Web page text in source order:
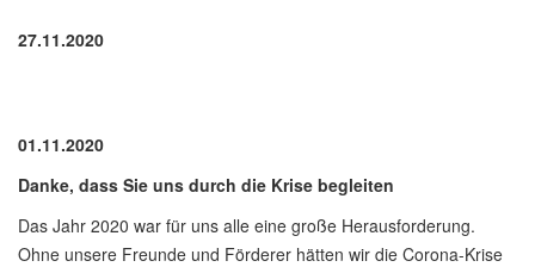
27.11.2020
01.11.2020
Danke, dass Sie uns durch die Krise begleiten
Das Jahr 2020 war für uns alle eine große Herausforderung.
Ohne unsere Freunde und Förderer hätten wir die Corona-Krise